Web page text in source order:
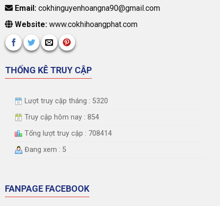
Email:cokhinguyenhoangna90@gmail.com
Website:www.cokhihoangphat.com
THỐNG KÊ TRUY CẬP
Lượt truy cập tháng : 5320
Truy cập hôm nay : 854
Tổng lượt truy cập : 708414
Đang xem : 5
FANPAGE FACEBOOK